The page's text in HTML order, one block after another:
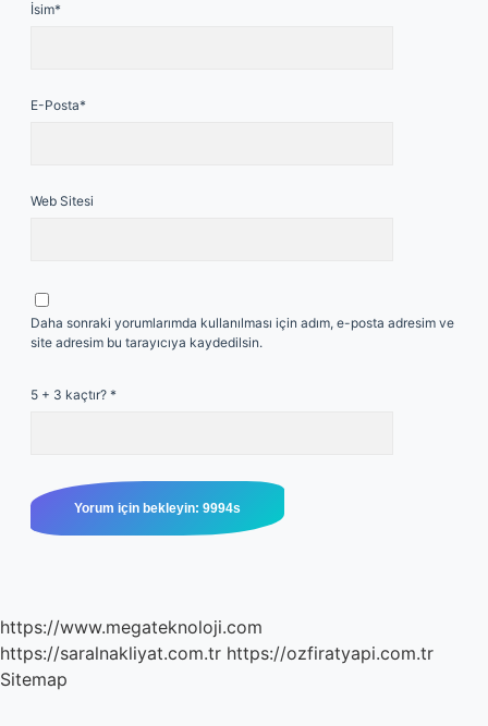
İsim*
E-Posta*
Web Sitesi
Daha sonraki yorumlarımda kullanılması için adım, e-posta adresim ve
site adresim bu tarayıcıya kaydedilsin.
5 + 3 kaçtır? *
https://www.megateknoloji.com
https://saralnakliyat.com.tr https://ozfiratyapi.com.tr
Sitemap